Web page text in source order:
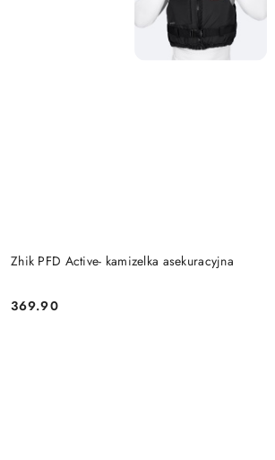
Zhik PFD Active- kamizelka asekuracyjna
Cena:
369.90